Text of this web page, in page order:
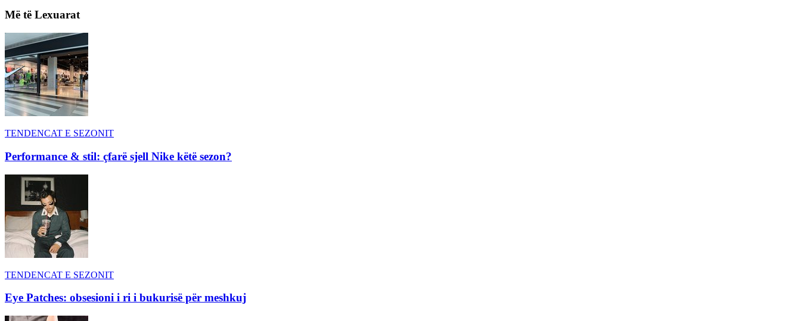
Më të Lexuarat
TENDENCAT E SEZONIT
Performance & stil: çfarë sjell Nike këtë sezon?
TENDENCAT E SEZONIT
Eye Patches: obsesioni i ri i bukurisë për meshkuj